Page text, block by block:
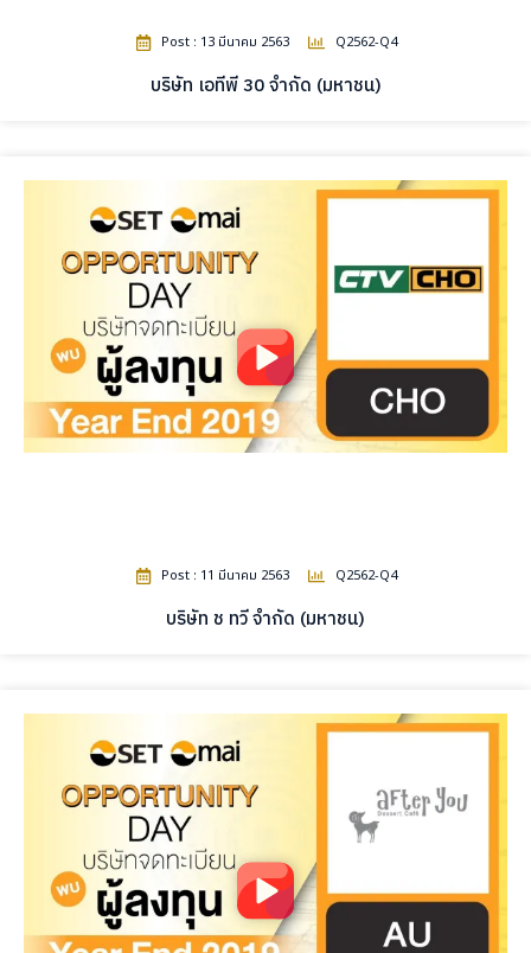
Post : 13 มีนาคม 2563 Q2562-Q4
บริษัท เอทีพี 30 จำกัด (มหาชน)
Post : 11 มีนาคม 2563 Q2562-Q4
บริษัท ช ทวี จำกัด (มหาชน)